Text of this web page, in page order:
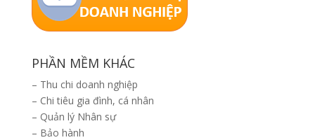
PHẦN MỀM KHÁC
– Thu chi doanh nghiệp
– Chi tiêu gia đình, cá nhân
– Quản lý Nhân sự
– Bảo hành